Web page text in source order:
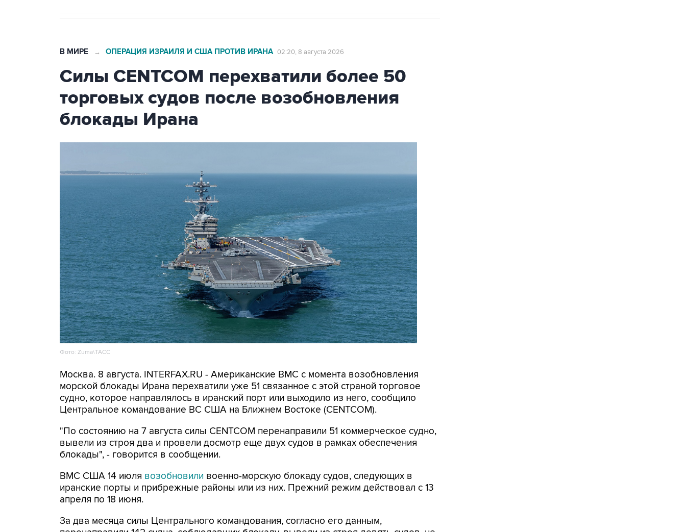
В МИРЕ → ОПЕРАЦИЯ ИЗРАИЛЯ И США ПРОТИВ ИРАНА 02:20, 8 августа 2026
Силы CENTCOM перехватили более 50
торговых судов после возобновления
блокады Ирана
Фото: Zuma\ТАСС
Москва. 8 августа. INTERFAX.RU - Американские ВМС с момента возобновления
морской блокады Ирана перехватили уже 51 связанное с этой страной торговое
судно, которое направлялось в иранский порт или выходило из него, сообщило
Центральное командование ВС США на Ближнем Востоке (CENTCOM).
"По состоянию на 7 августа силы CENTCOM перенаправили 51 коммерческое судно,
вывели из строя два и провели досмотр еще двух судов в рамках обеспечения
блокады", - говорится в сообщении.
ВМС США 14 июля возобновили военно-морскую блокаду судов, следующих в
иранские порты и прибрежные районы или из них. Прежний режим действовал с 13
апреля по 18 июня.
За два месяца силы Центрального командования, согласно его данным,